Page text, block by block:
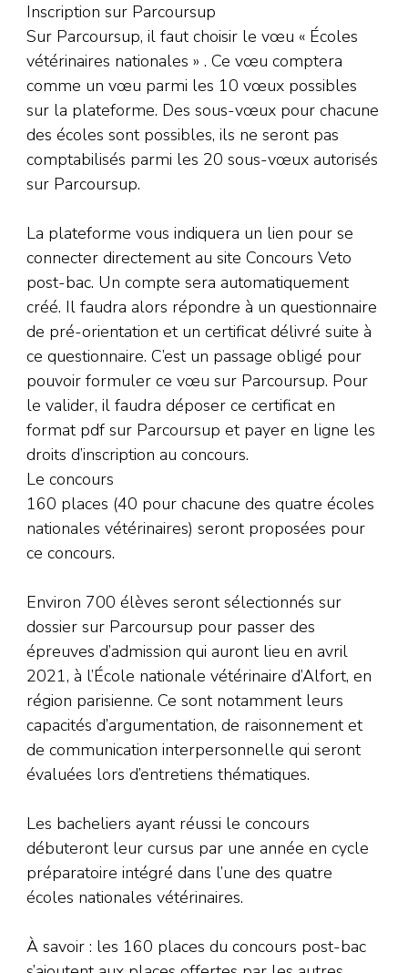
Inscription sur Parcoursup
Sur Parcoursup, il faut choisir le vœu « Écoles
vétérinaires nationales » . Ce vœu comptera
comme un vœu parmi les 10 vœux possibles
sur la plateforme. Des sous-vœux pour chacune
des écoles sont possibles, ils ne seront pas
comptabilisés parmi les 20 sous-vœux autorisés
sur Parcoursup.
La plateforme vous indiquera un lien pour se
connecter directement au site Concours Veto
post-bac. Un compte sera automatiquement
créé. Il faudra alors répondre à un questionnaire
de pré-orientation et un certificat délivré suite à
ce questionnaire. C’est un passage obligé pour
pouvoir formuler ce vœu sur Parcoursup. Pour
le valider, il faudra déposer ce certificat en
format pdf sur Parcoursup et payer en ligne les
droits d’inscription au concours.
Le concours
160 places (40 pour chacune des quatre écoles
nationales vétérinaires) seront proposées pour
ce concours.
Environ 700 élèves seront sélectionnés sur
dossier sur Parcoursup pour passer des
épreuves d’admission qui auront lieu en avril
2021, à l’École nationale vétérinaire d’Alfort, en
région parisienne. Ce sont notamment leurs
capacités d’argumentation, de raisonnement et
de communication interpersonnelle qui seront
évaluées lors d’entretiens thématiques.
Les bacheliers ayant réussi le concours
débuteront leur cursus par une année en cycle
préparatoire intégré dans l’une des quatre
écoles nationales vétérinaires.
À savoir : les 160 places du concours post-bac